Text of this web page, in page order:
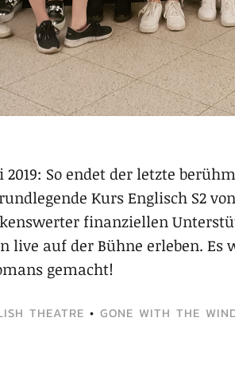
2019: So endet der letzte
Kurs Englisch S2
finanziellen
live auf der Bühne erleben.
gemacht!
THEATRE • GONE WITH THE